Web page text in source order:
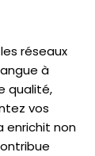
réseaux
à
qualité,
vos
enrichit non